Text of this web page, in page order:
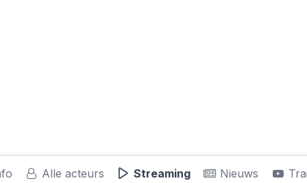
Alle acteurs Streaming Nieuws